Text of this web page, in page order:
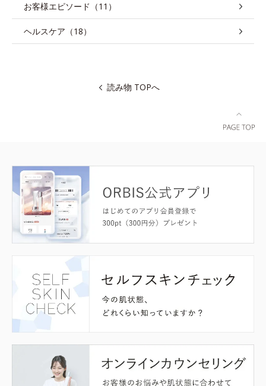
お客様エピソード（11）
ヘルスケア（18）
読み物 TOPへ